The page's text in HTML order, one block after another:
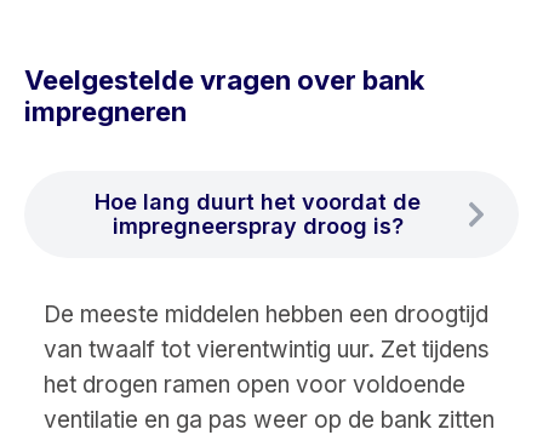
Veelgestelde vragen over bank
impregneren
Hoe lang duurt het voordat de
impregneerspray droog is?
De meeste middelen hebben een droogtijd
van twaalf tot vierentwintig uur. Zet tijdens
het drogen ramen open voor voldoende
ventilatie en ga pas weer op de bank zitten